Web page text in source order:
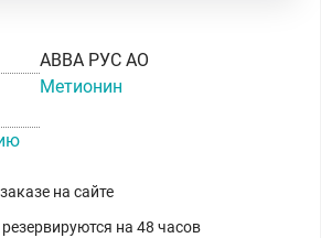
АВВА РУС АО
Метионин
на сайте
на 48 часов